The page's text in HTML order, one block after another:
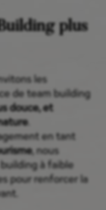
plus
les
de team building
douce, et
.
en tant
, nous
à faible
pour renforcer la